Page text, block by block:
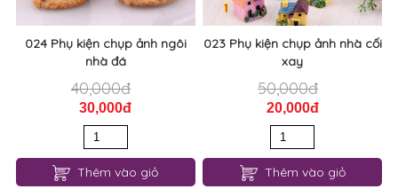
024 Phụ kiện chụp ảnh ngôi
nhà đá
40,000đ
30,000đ
Thêm vào giỏ
023 Phụ kiện chụp ảnh nhà cối
xay
50,000đ
20,000đ
Thêm vào giỏ